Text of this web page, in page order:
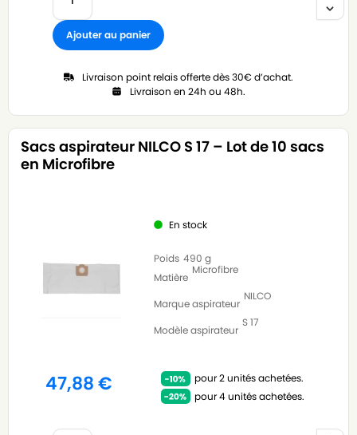
Ajouter au panier
Livraison point relais offerte dès 30€ d’achat.
Livraison en 24h ou 48h.
Sacs aspirateur NILCO S 17 – Lot de 10 sacs
en Microfibre
En stock
Poids 490 g
Matière
Microfibre
Marque aspirateur
NILCO
Modèle aspirateur
S 17
47,88€
pour 2 unités achetées.
pour 4 unités achetées.